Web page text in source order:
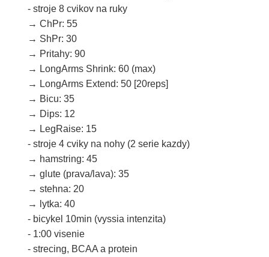
- stroje 8 cvikov na ruky
→ ChPr: 55
→ ShPr: 30
→ Pritahy: 90
→ LongArms Shrink: 60 (max)
→ LongArms Extend: 50 [20reps]
→ Bicu: 35
→ Dips: 12
→ LegRaise: 15
- stroje 4 cviky na nohy (2 serie kazdy)
→ hamstring: 45
→ glute (prava/lava): 35
→ stehna: 20
→ lytka: 40
- bicykel 10min (vyssia intenzita)
- 1:00 visenie
- strecing, BCAA a protein